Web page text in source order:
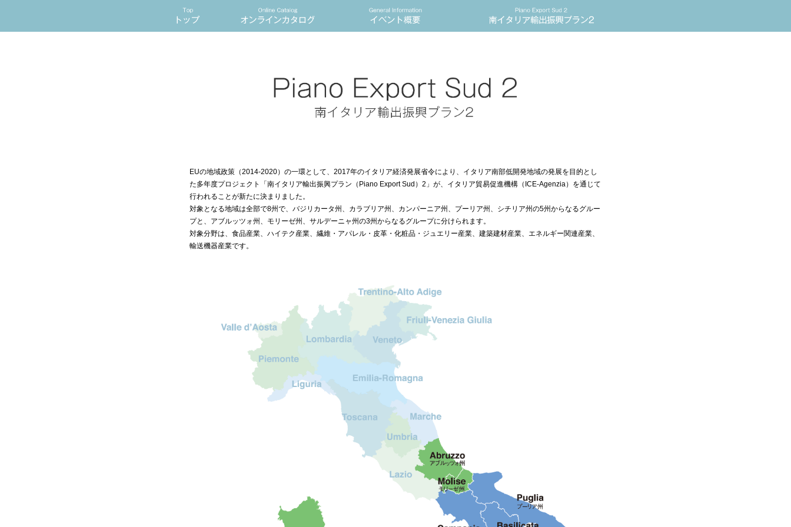
EUの地域政策（2014-2020）の一環として、2017年のイタリア経済発展省令により、イタリア南部低開発地域の発展を目的とし
た多年度プロジェクト「南イタリア輸出振興プラン（Piano Export Sud）2」が、イタリア貿易促進機構（ICE-Agenzia）を通じて
行われることが新たに決まりました。
対象となる地域は全部で8州で、バジリカータ州、カラブリア州、カンパーニア州、プーリア州、シチリア州の5州からなるグルー
プと、アブルッツォ州、モリーゼ州、サルデーニャ州の3州からなるグループに分けられます。
対象分野は、食品産業、ハイテク産業、繊維・アパレル・皮革・化粧品・ジュエリー産業、建築建材産業、エネルギー関連産業、
輸送機器産業です。